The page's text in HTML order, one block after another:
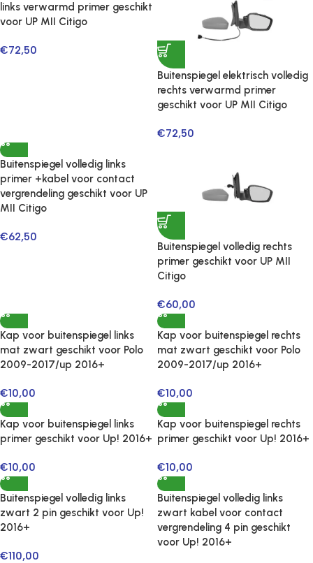
links verwarmd primer geschikt
voor UP MII Citigo
€72,50
Buitenspiegel elektrisch volledig
rechts verwarmd primer
geschikt voor UP MII Citigo
€72,50
Buitenspiegel volledig links
primer +kabel voor contact
vergrendeling geschikt voor UP
MII Citigo
€62,50
Buitenspiegel volledig rechts
primer geschikt voor UP MII
Citigo
€60,00
Kap voor buitenspiegel links
mat zwart geschikt voor Polo
2009-2017/up 2016+
€10,00
Kap voor buitenspiegel rechts
mat zwart geschikt voor Polo
2009-2017/up 2016+
€10,00
Kap voor buitenspiegel links
primer geschikt voor Up! 2016+
€10,00
Kap voor buitenspiegel rechts
primer geschikt voor Up! 2016+
€10,00
Buitenspiegel volledig links
zwart 2 pin geschikt voor Up!
2016+
€110,00
Buitenspiegel volledig links
zwart kabel voor contact
vergrendeling 4 pin geschikt
voor Up! 2016+